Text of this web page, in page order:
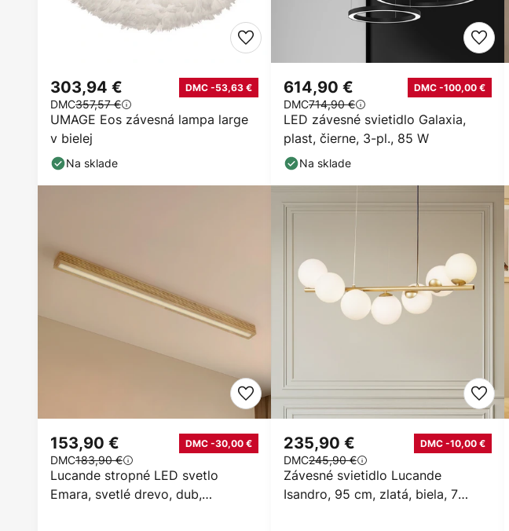
UMAGE Eos závesná lampa large
v bielej
303,94 € DMC -53,63 €
DMC357,57 €
Na sklade
LED závesné svietidlo Galaxia,
plast, čierne, 3-pl., 85 W
614,90 € DMC -100,00 €
DMC714,90 €
Na sklade
Lucande stropné LED svetlo
Emara, svetlé drevo, dub,
153,90 € DMC -30,00 €
DMC183,90 €
Závesné svietidlo Lucande
Isandro, 95 cm, zlatá, biela, 7
235,90 € DMC -10,00 €
DMC245,90 €